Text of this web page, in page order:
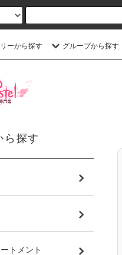
ーから探す グループから探す
ら探す
トメント